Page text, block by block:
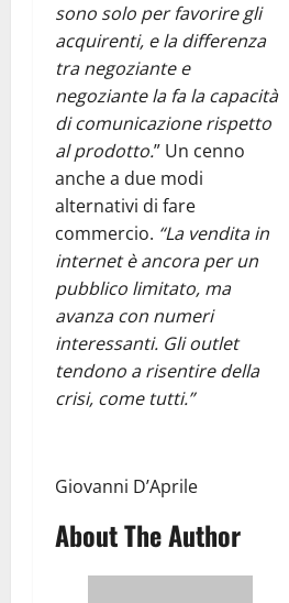
sono solo per favorire gli
acquirenti, e la differenza
tra negoziante e
negoziante la fa la capacità
di comunicazione rispetto
al prodotto.” Un cenno
anche a due modi
alternativi di fare
commercio. “La vendita in
internet è ancora per un
pubblico limitato, ma
avanza con numeri
interessanti. Gli outlet
tendono a risentire della
crisi, come tutti.”
Giovanni D’Aprile
About The Author